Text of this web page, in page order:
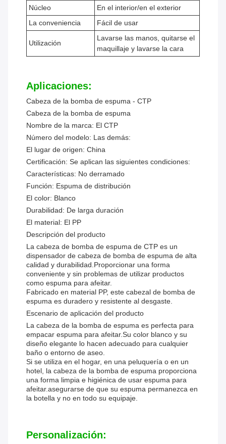
Núcleo
En el interior/en el exterior
La conveniencia
Fácil de usar
Utilización
Lavarse las manos, quitarse el
maquillaje y lavarse la cara
Aplicaciones:
Cabeza de la bomba de espuma - CTP
Cabeza de la bomba de espuma
Nombre de la marca: El CTP
Número del modelo: Las demás:
El lugar de origen: China
Certificación: Se aplican las siguientes condiciones:
Características: No derramado
Función: Espuma de distribución
El color: Blanco
Durabilidad: De larga duración
El material: El PP
Descripción del producto
La cabeza de bomba de espuma de CTP es un
dispensador de cabeza de bomba de espuma de alta
calidad y durabilidad.Proporcionar una forma
conveniente y sin problemas de utilizar productos
como espuma para afeitar.
Fabricado en material PP, este cabezal de bomba de
espuma es duradero y resistente al desgaste.
Escenario de aplicación del producto
La cabeza de la bomba de espuma es perfecta para
empacar espuma para afeitar.Su color blanco y su
diseño elegante lo hacen adecuado para cualquier
baño o entorno de aseo.
Si se utiliza en el hogar, en una peluquería o en un
hotel, la cabeza de la bomba de espuma proporciona
una forma limpia e higiénica de usar espuma para
afeitar.asegurarse de que su espuma permanezca en
la botella y no en todo su equipaje.
Personalización: